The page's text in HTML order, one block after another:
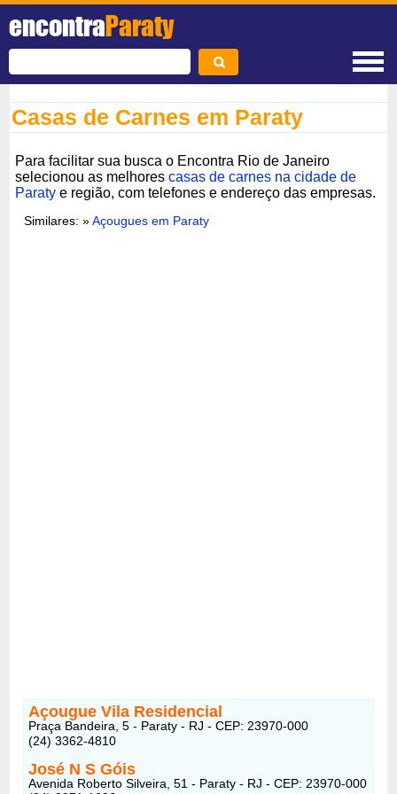
encontraParaty
Casas de Carnes em Paraty
Para facilitar sua busca o Encontra Rio de Janeiro
selecionou as melhorescasas de carnes na cidade de
Paraty e região, com telefones e endereço das empresas.
Similares: »Açougues em Paraty
Açougue Vila Residencial
Praça Bandeira, 5 - Paraty - RJ - CEP: 23970-000
(24) 3362-4810
José N S Góis
Avenida Roberto Silveira, 51 - Paraty - RJ - CEP: 23970-000